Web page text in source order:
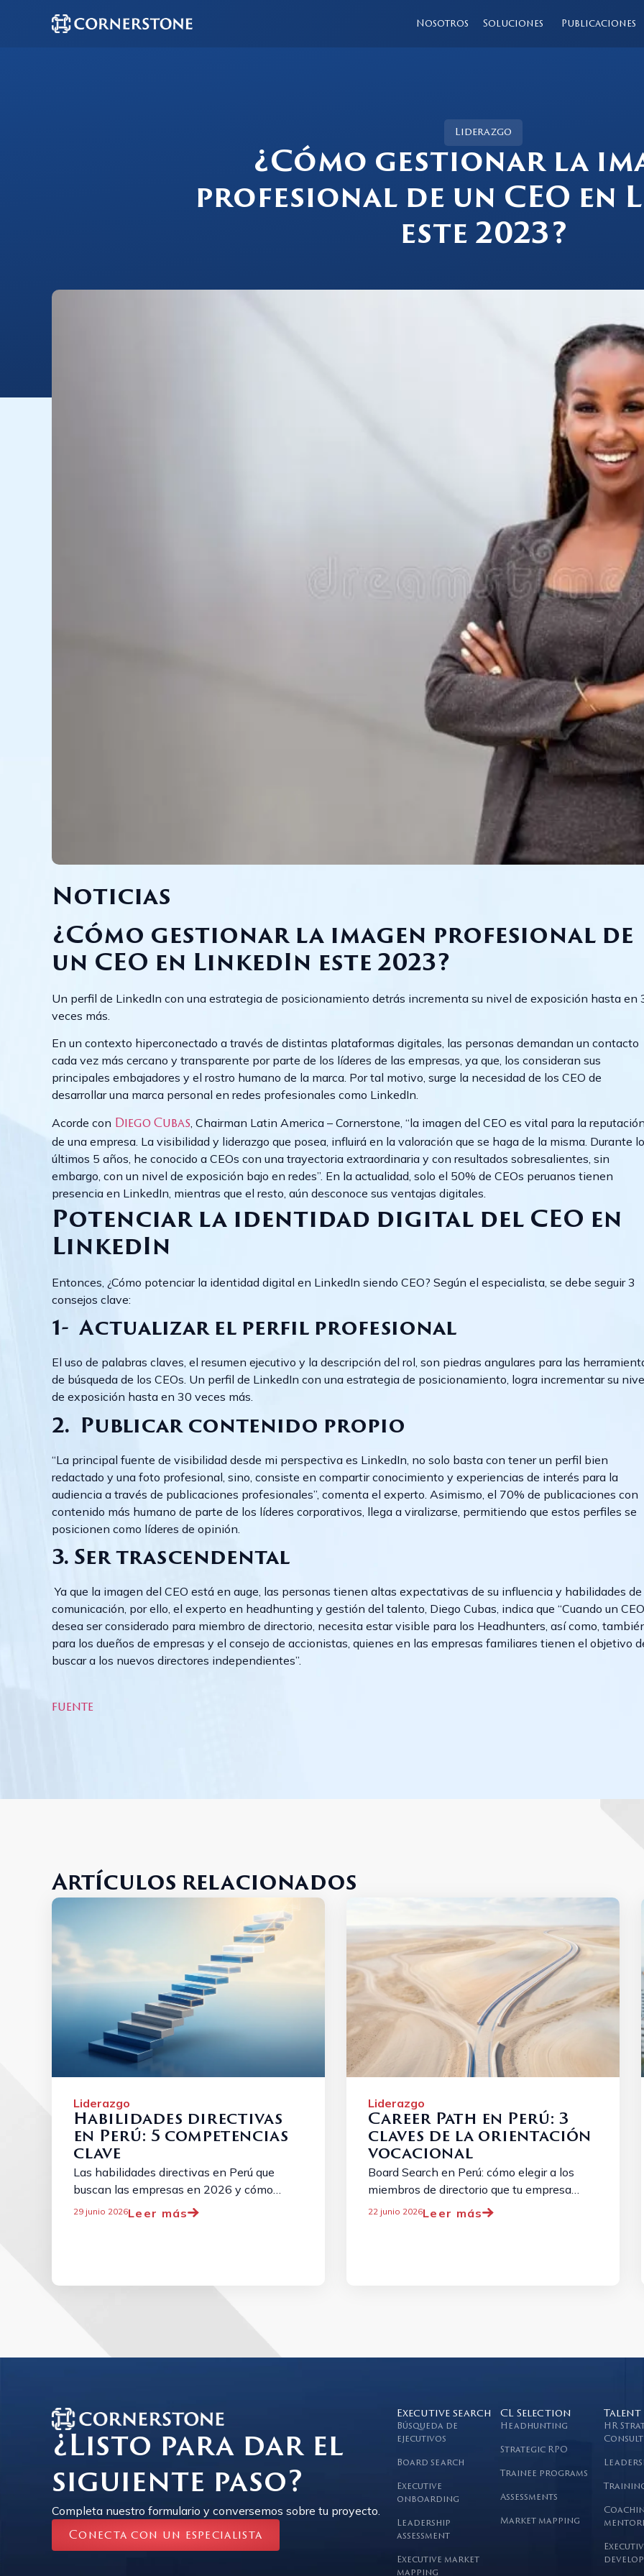
Nosotros Soluciones Publicaciones
Liderazgo
¿Cómo gestionar la
profesional de un CEO en
este 2023?
Noticias
¿Cómo gestionar la imagen profesional de
un CEO en LinkedIn este 2023?
Un perfil de LinkedIn con una estrategia de posicionamiento detrás incrementa su nivel de exposición hasta en
veces más.
En un contexto hiperconectado a través de distintas plataformas digitales, las personas demandan un contacto
cada vez más cercano y transparente por parte de los líderes de las empresas, ya que, los consideran sus
principales embajadores y el rostro humano de la marca. Por tal motivo, surge la necesidad de los CEO de
desarrollar una marca personal en redes profesionales como LinkedIn.
Acorde con Diego Cubas , Chairman Latin America – Cornerstone, “la imagen del CEO es vital para la
de una empresa. La visibilidad y liderazgo que posea, influirá en la valoración que se haga de la misma. Durante
últimos 5 años, he conocido a CEOs con una trayectoria extraordinaria y con resultados sobresalientes, sin
embargo, con un nivel de exposición bajo en redes”. En la actualidad, solo el 50% de CEOs peruanos tienen
presencia en LinkedIn, mientras que el resto, aún desconoce sus ventajas digitales.
Potenciar la identidad digital del CEO en
LinkedIn
Entonces, ¿Cómo potenciar la identidad digital en LinkedIn siendo CEO? Según el especialista, se debe seguir 3
consejos clave:
1- Actualizar el perfil profesional
El uso de palabras claves, el resumen ejecutivo y la descripción del rol, son piedras angulares para las
de búsqueda de los CEOs. Un perfil de LinkedIn con una estrategia de posicionamiento, logra incrementar su
de exposición hasta en 30 veces más.
2. Publicar contenido propio
“La principal fuente de visibilidad desde mi perspectiva es LinkedIn, no solo basta con tener un perfil bien
redactado y una foto profesional, sino, consiste en compartir conocimiento y experiencias de interés para la
audiencia a través de publicaciones profesionales”, comenta el experto. Asimismo, el 70% de publicaciones con
contenido más humano de parte de los líderes corporativos, llega a viralizarse, permitiendo que estos perfiles se
posicionen como líderes de opinión.
3. Ser trascendental
Ya que la imagen del CEO está en auge, las personas tienen altas expectativas de su influencia y habilidades de
comunicación, por ello, el experto en headhunting y gestión del talento, Diego Cubas, indica que “Cuando un CEO
desea ser considerado para miembro de directorio, necesita estar visible para los Headhunters, así como,
para los dueños de empresas y el consejo de accionistas, quienes en las empresas familiares tienen el objetivo
buscar a los nuevos directores independientes”.
fuente
Artículos relacionados
Liderazgo
Habilidades directivas
en Perú: 5 competencias
clave
Las habilidades directivas en Perú que
buscan las empresas en 2026 y cómo
desarrollarlas con el Leadership Program de
29 junio 2026Leer más
Liderazgo
Career Path en Perú: 3
claves de la orientación
vocacional
Board Search en Perú: cómo elegir a los
miembros de directorio que tu empresa
realmente necesita. 5 claves y criterios de
22 junio 2026Leer más
¿Listo para dar el
siguiente paso?
Completa nuestro formulario y conversemos sobre tu proyecto.
Conecta con un especialista
Executive search
Búsqueda de
ejecutivos
Board search
Executive
onboarding
Leadership
assessment
Executive market
mapping
CL Selection
Headhunting
Strategic RPO
Trainee programs
Assessments
Market mapping
HR